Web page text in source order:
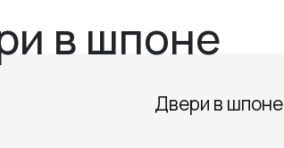
в шпоне
Двери в шпоне